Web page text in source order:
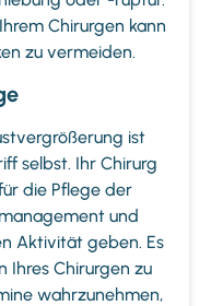
Chirurgen kann
zu vermeiden.
ist
selbst. Ihr Chirurg
die Pflege der
und
Aktivität geben. Es
Ihres Chirurgen zu
wahrzunehmen,